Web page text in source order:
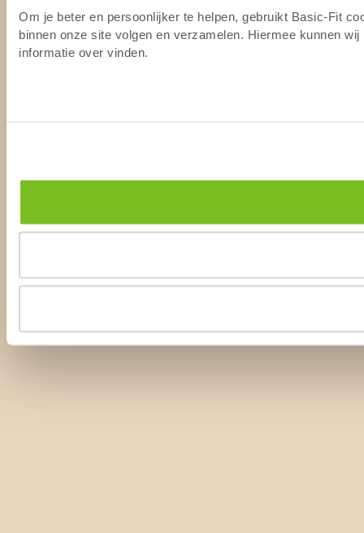
Om je beter en persoonlijker te helpen, gebruikt Basic-Fit
binnen onze site volgen en verzamelen. Hiermee kunnen
informatie over vinden.